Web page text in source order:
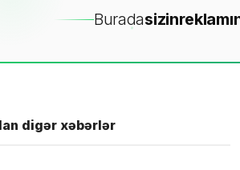
Buradasizin
digər xəbərlər